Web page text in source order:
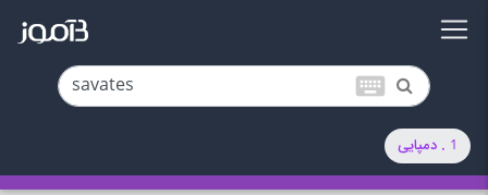
keyboard
1 . دمپایی